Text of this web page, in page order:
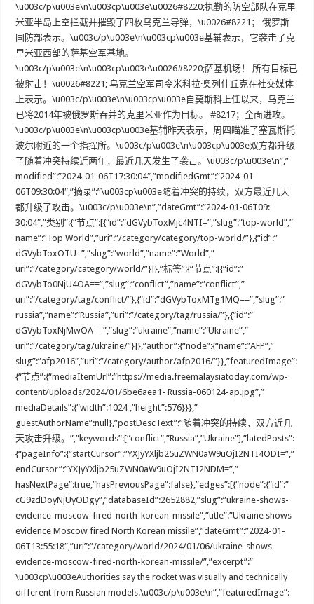
\u003c/p\u003e\n\u003cp\u003e\u0026#8220;执勤的防空部队在克里
米亚半岛上空拦截并摧毁了四枚乌克兰导弹，\u0026#8221； 俄罗斯
国防部表示。\u003c/p\u003e\n\u003cp\u003e基辅表示，它袭击了克
里米亚西部的萨基空军基地。
\u003c/p\u003e\n\u003cp\u003e\u0026#8220;萨基机场！ 所有目标已
被射击！\u0026#8221; 乌克兰空军司令米科拉·奥列什丘克在社交媒体
上表示。\u003c/p\u003e\n\u003cp\u003e自莫斯科上任以来，乌克兰
已将2014年被俄罗斯吞并的克里米亚作为目标。 #8217；全面进攻。
\u003c/p\u003e\n\u003cp\u003e基辅昨天表示，周四瞄准了塞瓦斯托
波尔附近的一个指挥所。\u003c/p\u003e\n\u003cp\u003e双方都升级
了随着冲突持续近两年，最近几天发生了袭击。\u003c/p\u003e\n”,”
modified”:”2024-01-06T17:30:04″,”modifiedGmt”:”2024-01-
06T09:30:04″,”摘录”:”\u003cp\u003e随着冲突的持续，双方最近几天
都升级了攻击。\u003c/p\u003e\n”,”dateGmt”:”2024-01-06T09:
30:04″,”类别”:{“节点”:[{“id”:”dGVybToxMjc4NTI=”,”slug”:”top-world”,”
name”:”Top World”,”uri”:”/category/category/top-world/”},{“id”:”
dGVybToxOTU=”,”slug”:”world”,”name”:”World”,”
uri”:”/category/category/world/”}]},”标签”:{“节点”:[{“id”:”
dGVybTo0NjU4OA==”,”slug”:”conflict”,”name”:”conflict”,”
uri”:”/category/tag/conflict/”},{“id”:”dGVybToxMTg1MQ==”,”slug”:”
russia”,”name”:”Russia”,”uri”:”/category/tag/russia/”},{“id”:”
dGVybToxNjMwOA==”,”slug”:”ukraine”,”name”:”Ukraine”,”
uri”:”/category/tag/ukraine/”}]},”author”:{“node”:{“name”:”AFP”,”
slug”:”afp2016″,”uri”:”/category/author/afp2016/”}},”featuredImage”:
{“节点”:{“mediaItemUrl”:”https://media.freemalaysiatoday.com/wp-
content/uploads/2024/01/6be6aea1- Russia-060124-ap.jpg”,”
mediaDetails”:{“width”:1024 ,”height”:576}}},”
guestAuthorName”:null},”postDescText”:”随着冲突的持续，双方近几
天攻击升级。”,”keywords”:[“conflict”,”Russia”,”Ukraine”],”latedPosts”:
{“pageInfo”:{“startCursor”:”YXJyYXljb25uZWN0aW9uOjI2NTI4ODI=”,”
endCursor”:”YXJyYXljb25uZWN0aW9uOjI2NTI2NDM=”,”
hasNextPage”:true,”hasPreviousPage”:false},”edges”:[{“node”:{“id”:”
cG9zdDoyNjUyODgy”,”databaseId”:2652882,”slug”:”ukraine-shows-
evidence-moscow-fired-north-korean-missile”,”title”:”Ukraine shows
evidence Moscow fired North Korean missile”,”dateGmt”:”2024-01-
06T13:55:18″,”uri”:”/category/world/2024/01/06/ukraine-shows-
evidence-moscow-fired-north-korean-missile/”,”excerpt”:”
\u003cp\u003eAuthorities say the rocket was visually and technically
different from Russian models.\u003c/p\u003e\n”,”featuredImage”: